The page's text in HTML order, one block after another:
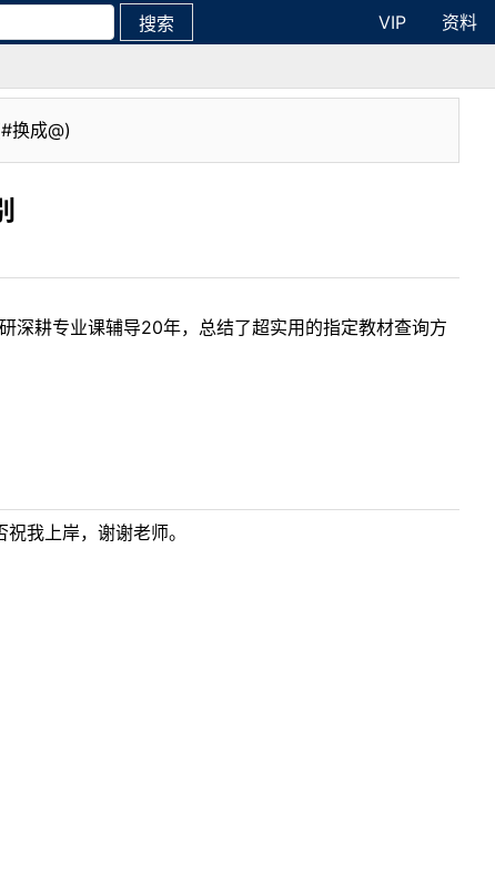
搜索 VIP
资料
换成@)
深耕专业课辅导20年，总结了超实用的指定教材查询方
我上岸，谢谢老师。